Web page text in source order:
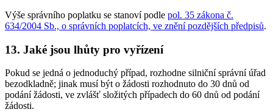
Výše správního poplatku se stanoví podle pol. 35 zákona č.
634/2004 Sb., o správních poplatcích, ve znění pozdějších předpisů.
13. Jaké jsou lhůty pro vyřízení
Pokud se jedná o jednoduchý případ, rozhodne silniční správní úřad
bezodkladně; jinak musí být o žádosti rozhodnuto do 30 dnů od
podání žádosti, ve zvlášť složitých případech do 60 dnů od podání
žádosti.